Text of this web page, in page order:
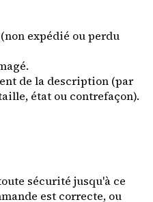
expédié ou perdu
de la description (par
état ou contrefaçon).
sécurité jusqu'à ce
est correcte, ou